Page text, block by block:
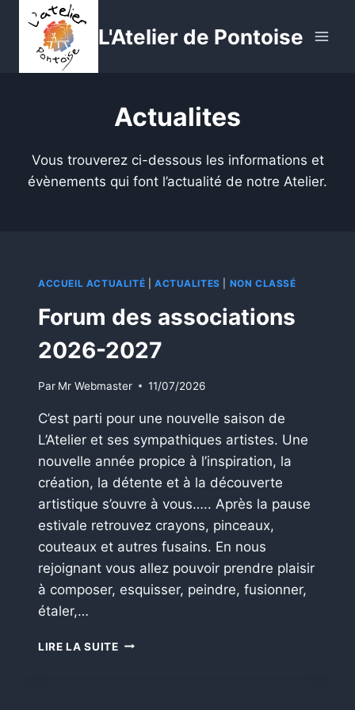
contenu
L'Atelier de Pontoise
Actualites
Vous trouverez ci-dessous les informations et
évènements qui font l’actualité de notre Atelier.
ACCUEIL ACTUALITÉ ACTUALITES NON CLASSÉ
Forum des associations
2026-2027
Par Mr Webmaster 11/07/2026
C’est parti pour une nouvelle saison de
L’Atelier et ses sympathiques artistes. Une
nouvelle année propice à l’inspiration, la
création, la détente et à la découverte
artistique s’ouvre à vous….. Après la pause
estivale retrouvez crayons, pinceaux,
couteaux et autres fusains. En nous
rejoignant vous allez pouvoir prendre plaisir
à composer, esquisser, peindre, fusionner,
étaler,…
LIRE LA SUITEFORUM